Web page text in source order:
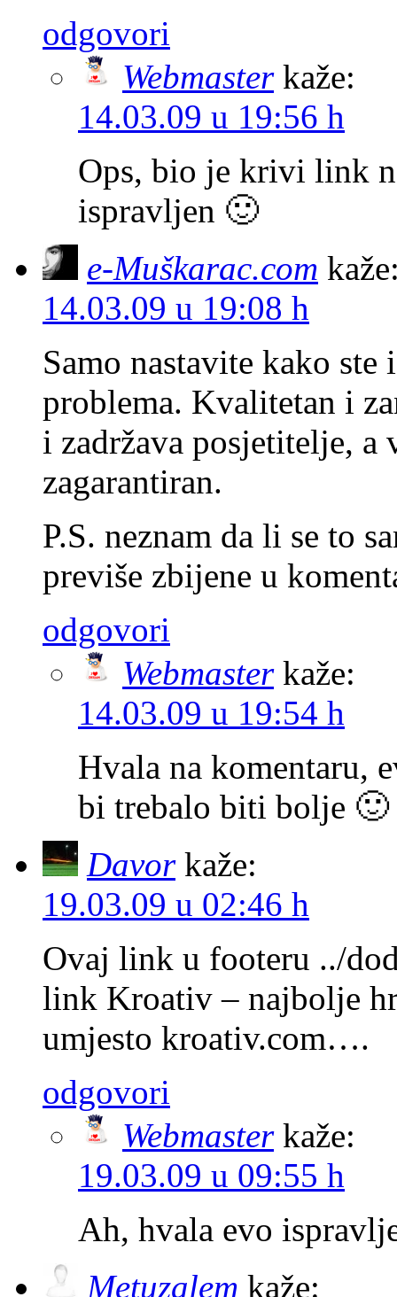
odgovori
Webmaster kaže:
14.03.09 u 19:56 h
Ops, bio je krivi link
ispravljen 🙂
e-Muškarac.com
14.03.09 u 19:08 h
Samo nastavite kako
problema. Kvalitetan i
i zadržava posjetitelje, a
zagarantiran.
P.S. neznam da li se to
previše zbijene u
odgovori
Webmaster kaže:
14.03.09 u 19:54 h
Hvala na komentaru,
bi trebalo biti bolje 🙂
Davor kaže:
19.03.09 u 02:46 h
Ovaj link u footeru ../
link Kroativ – najbolje
umjesto kroativ.com….
odgovori
Webmaster kaže:
19.03.09 u 09:55 h
Ah, hvala evo
Metuzalem kaže: